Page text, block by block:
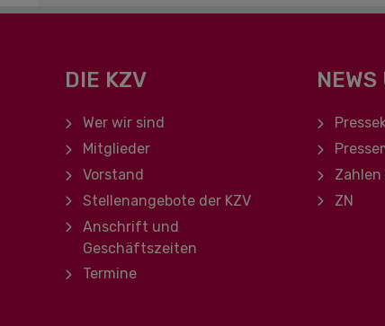
DIE KZV
Navigation überspringen
Wer wir sind
Mitglieder
Vorstand
Stellenangebote der KZV
Anschrift und
Geschäftszeiten
Termine
NEWS
ZN